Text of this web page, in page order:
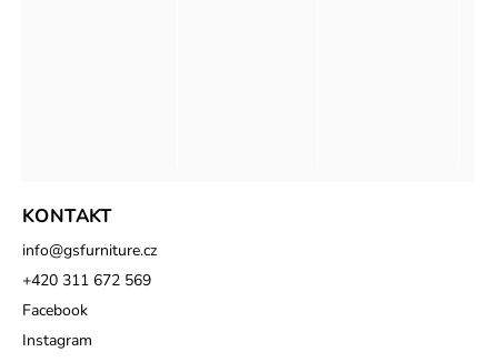
KONTAKT
info@gsfurniture.cz
+420 311 672 569
Facebook
Instagram